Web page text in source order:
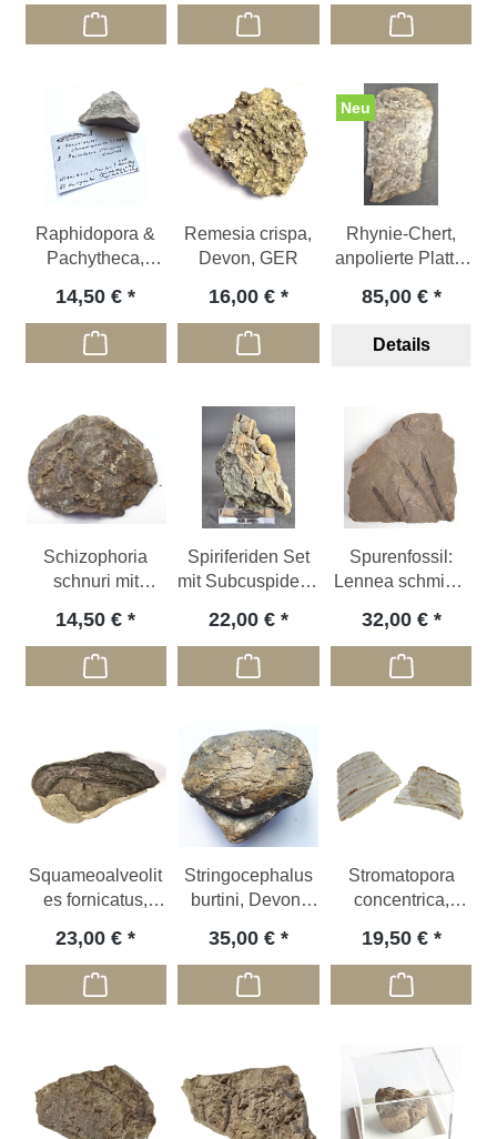
Raphidopora &
Pachytheca,
14,50 €
Remesia crispa,
Devon, GER
16,00 €
Neu
Rhynie-Chert,
anpolierte Platte,
7 cm
85,00 €
Details
Schizophoria
schnuri mit
DE
14,50 €
Spiriferiden Set
mit Subcuspidella
22,00 €
Spurenfossil:
Lennea schmidti,
32,00 €
Squameoalveolit
es fornicatus,
Devon; DE
23,00 €
Stringocephalus
burtini, Devon,
35,00 €
Stromatopora
concentrica,
19,50 €